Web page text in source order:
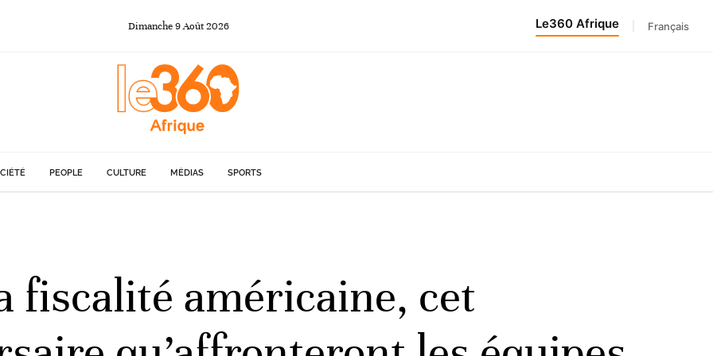
Dimanche 9Août 2026 Le360 Afrique Français
PEOPLE CULTURE MÉDIAS SPORTS
fiscalité américaine, cet